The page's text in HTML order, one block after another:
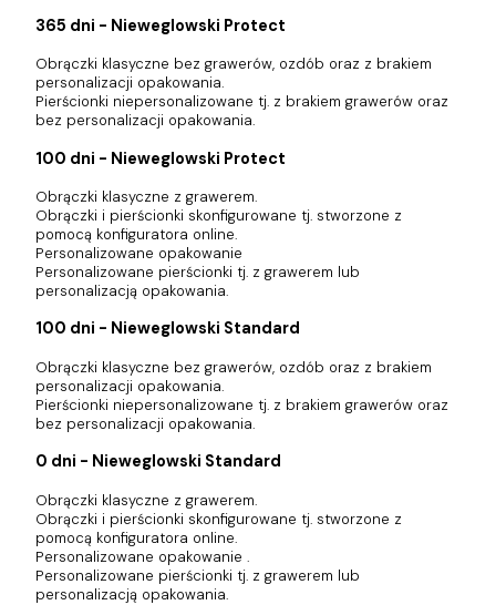
365 dni - Nieweglowski Protect
Obrączki klasyczne bez grawerów, ozdób oraz z brakiem
personalizacji opakowania.
Pierścionki niepersonalizowane tj. z brakiem grawerów oraz
bez personalizacji opakowania.
100 dni - Nieweglowski Protect
Obrączki klasyczne z grawerem.
Obrączki i pierścionki skonfigurowane tj. stworzone z
pomocą konfiguratora online.
Personalizowane opakowanie
Personalizowane pierścionki tj. z grawerem lub
personalizacją opakowania.
100 dni - Nieweglowski Standard
Obrączki klasyczne bez grawerów, ozdób oraz z brakiem
personalizacji opakowania.
Pierścionki niepersonalizowane tj. z brakiem grawerów oraz
bez personalizacji opakowania.
0 dni - Nieweglowski Standard
Obrączki klasyczne z grawerem.
Obrączki i pierścionki skonfigurowane tj. stworzone z
pomocą konfiguratora online.
Personalizowane opakowanie .
Personalizowane pierścionki tj. z grawerem lub
personalizacją opakowania.